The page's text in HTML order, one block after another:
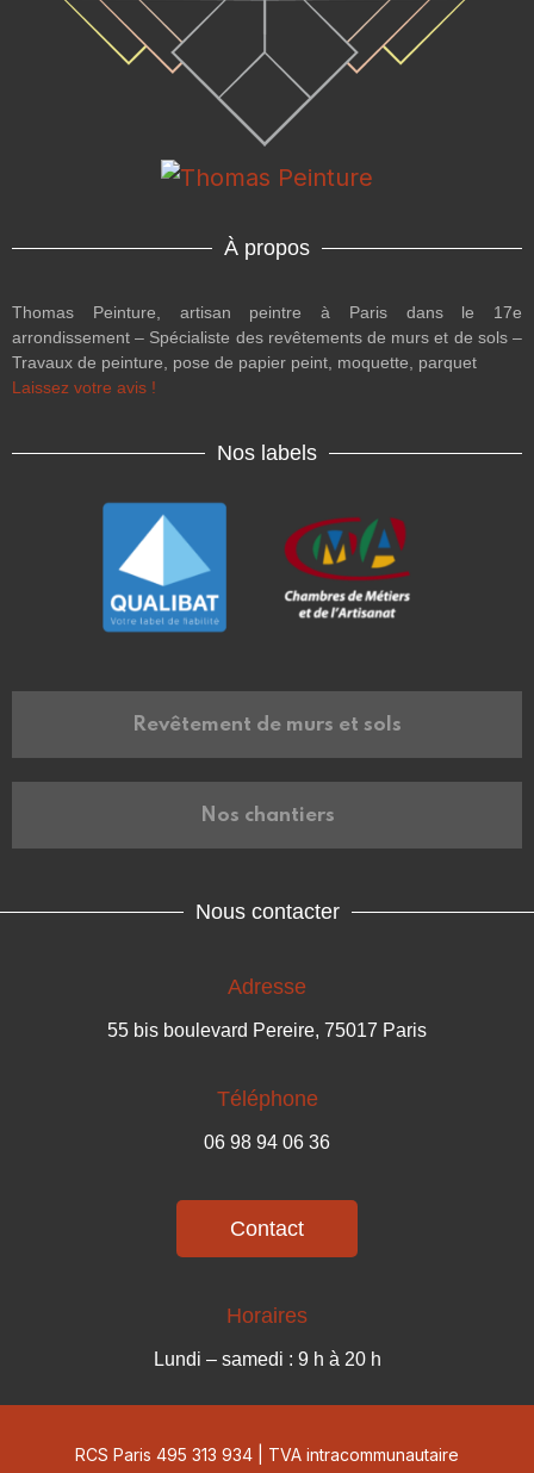
À propos
Thomas Peinture, artisan peintre à Paris dans le 17e
arrondissement – Spécialiste des revêtements de murs et de sols –
Travaux de peinture, pose de papier peint, moquette, parquet
Laissez votre avis !
Nos labels
Revêtement de murs et sols
Nos chantiers
Nous contacter
Adresse
55 bis boulevard Pereire, 75017 Paris
Téléphone
06 98 94 06 36
Contact
Horaires
Lundi – samedi : 9 h à 20 h
RCS Paris 495 313 934 TVA intracommunautaire